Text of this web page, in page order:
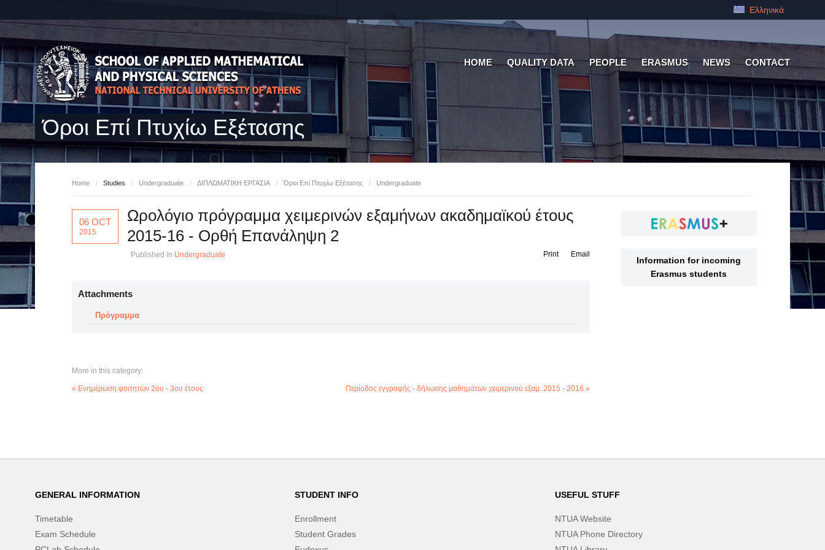
Ελληνικά
HOME QUALITY DATA PEOPLE ERASMUS NEWS CONTACT
Όροι Επί Πτυχίω Εξέτασης
Home / Studies / Undergraduate / ΔΙΠΛΩΜΑΤΙΚΗ ΕΡΓΑΣΙΑ / Όροι Επί Πτυχίω Εξέτασης / Undergraduate
06 OCT
2015
Ωρολόγιο πρόγραμμα χειμερινών εξαμήνων ακαδημαϊκού έτους
2015-16 - Ορθή Επανάληψη 2
Published in Undergraduate Email
Print
Attachments
Πρόγραμμα
More in this category:
« Ενημέρωση φοιτητών 2ου - 3ου έτους Περίοδος εγγραφής - δήλωσης μαθημάτων χειμερινού εξαμ. 2015 - 2016 »
Information for incoming
Erasmus students
GENERAL INFORMATION
Timetable
Exam Schedule
STUDENT INFO
Enrollment
Student Grades
USEFUL STUFF
NTUA Website
NTUA Phone Directory